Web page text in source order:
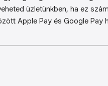
üzletünkben, ha ez
Apple Pay és Google Pay